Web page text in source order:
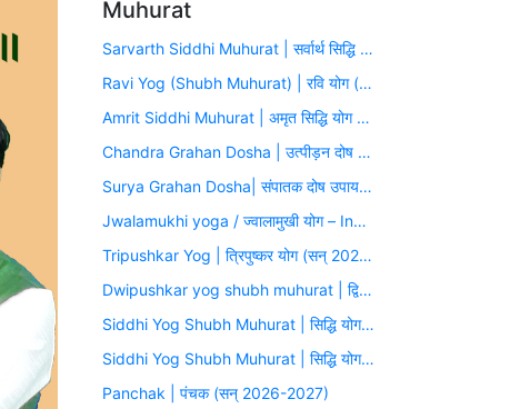
Muhurat
Sarvarth Siddhi Muhurat | सर्वार्थ सिद्धि योग (सन् 2026-2027)
Ravi Yog (Shubh Muhurat) | रवि योग (सन् 2026-2027)
Amrit Siddhi Muhurat | अमृत सिद्धि योग (सन् 2026-2027)
Chandra Grahan Dosha | उत्पीड़न दोष उपाय मुहूर्त (सन् 2026-2027)
Surya Grahan Dosha| संपातक दोष उपाय मुहूर्त (सन् 2026-2027)
Jwalamukhi yoga / ज्वालामुखी योग – Inauspicious Yoga
Tripushkar Yog | त्रिपुष्कर योग (सन् 2026-2027)
Dwipushkar yog shubh muhurat | द्विपुष्कर योग (सन् 2026-2027)
Siddhi Yog Shubh Muhurat | सिद्धि योग (सन् 2026-2027)
Siddhi Yog Shubh Muhurat | सिद्धि योग (सन् 2026-2027)
Panchak | पंचक (सन् 2026-2027)